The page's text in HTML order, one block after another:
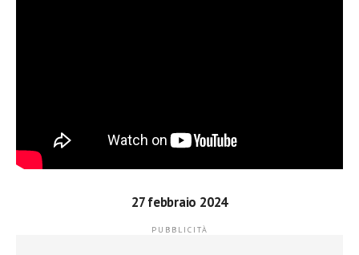
27 febbraio 2024